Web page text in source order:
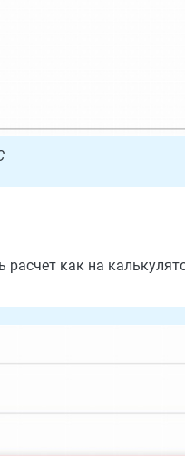
как на